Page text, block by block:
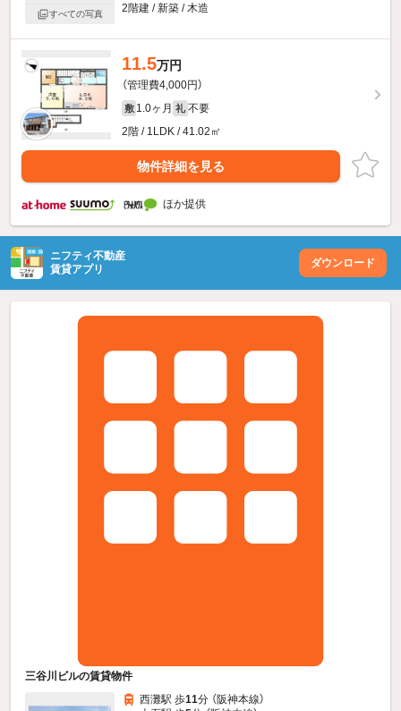
すべての写真
2階建 / 新築 / 木造
11.5万円
（管理費4,000円）
敷 1.0ヶ月 礼 不要
2階 / 1LDK / 41.02㎡
物件詳細を見る
ほか提供
ニフティ不動産
賃貸アプリ
ダウンロード
三谷川ビルの賃貸物件
西灘駅 歩11分 （阪神本線）